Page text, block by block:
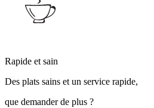
Rapide et sain
Des plats sains et un service rapide,
que demander de plus ?